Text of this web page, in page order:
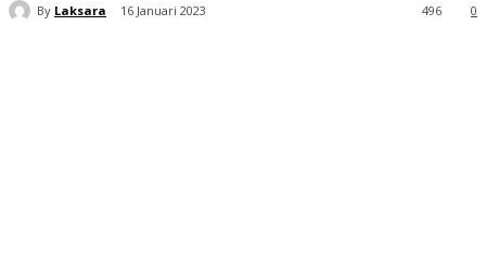
By Laksara 16 Januari 2023 0
496